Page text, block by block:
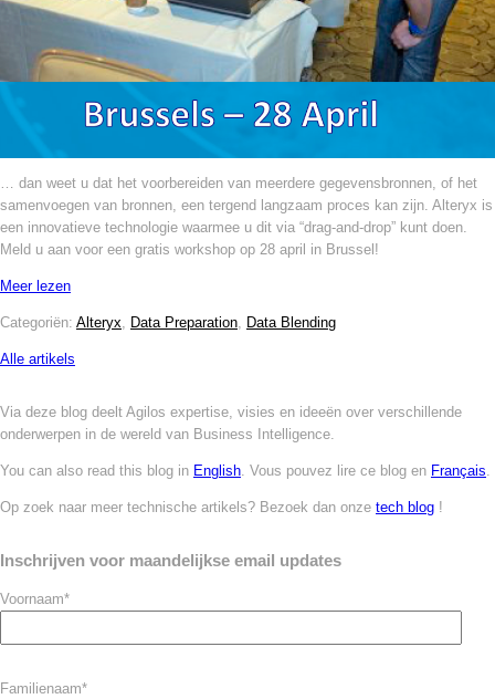
… dan weet u dat het voorbereiden van meerdere gegevensbronnen, of het
samenvoegen van bronnen, een tergend langzaam proces kan zijn. Alteryx is
een innovatieve technologie waarmee u dit via “drag-and-drop” kunt doen.
Meld u aan voor een gratis workshop op 28 april in Brussel!
Meer lezen
Categoriën: Alteryx Data Preparation Data Blending
Alle artikels
Via deze blog deelt Agilos expertise, visies en ideeën over verschillende
onderwerpen in de wereld van Business Intelligence.
You can also read this blog in English . Vous pouvez lire ce blog en Français
Op zoek naar meer technische artikels? Bezoek dan onze tech blog !
Inschrijven voor maandelijkse email updates
Voornaam*
Familienaam*